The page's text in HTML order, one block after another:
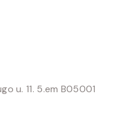
u. 11. 5.em B05001